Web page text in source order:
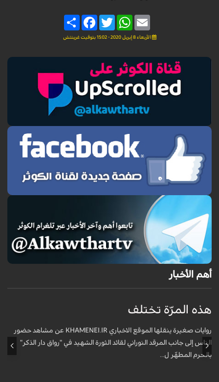
Share
FacebookTwitter
WhatsAppEmail
الأربعاء 8 إبريل 2020 - 15:02 بتوقيت غرينتش
أهم الأخبار
هذه المرّة تختلف
روايات صغيرة ينقلها الموقع الاخباري KHAMENEI.IR عن مشاهد حضور
الناس إلى جانب المرقد النوراني لقائد الثورة الشهيد في "رواق دار الذكر"
بالحرم المطهّر ل...